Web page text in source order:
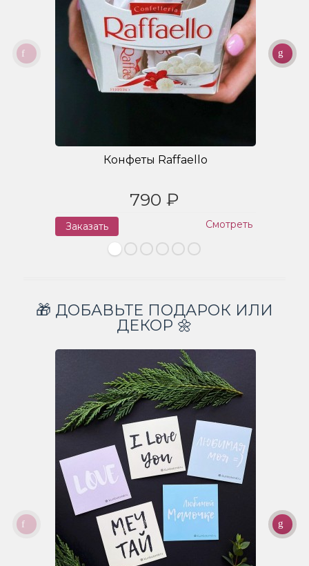
Конфеты Raffaello
790 ₽
Заказать Смотреть
🎁 ДОБАВЬТЕ ПОДАРОК ИЛИ
ДЕКОР 🌼